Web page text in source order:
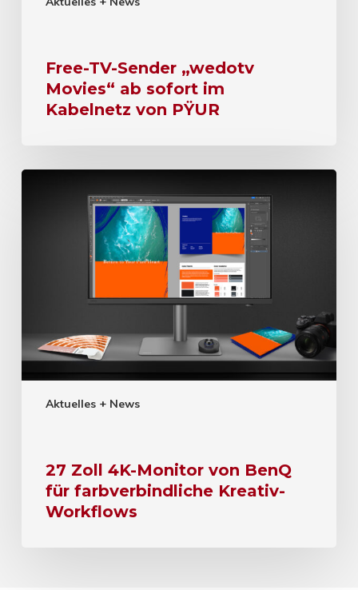
Free-TV-Sender „wedotv
Movies“ ab sofort im
Kabelnetz von PŸUR
Aktuelles + News
27 Zoll 4K-Monitor von BenQ
für farbverbindliche Kreativ-
Workflows